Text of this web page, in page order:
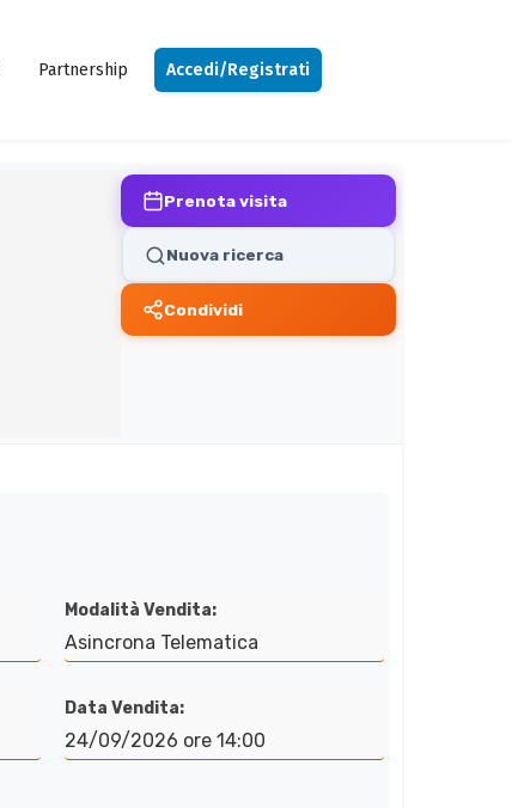
Partnership Accedi/Registrati
Prenota visita
Nuova ricerca
Condividi
Modalità Vendita:
Asincrona Telematica
Data Vendita:
24/09/2026 ore 14:00